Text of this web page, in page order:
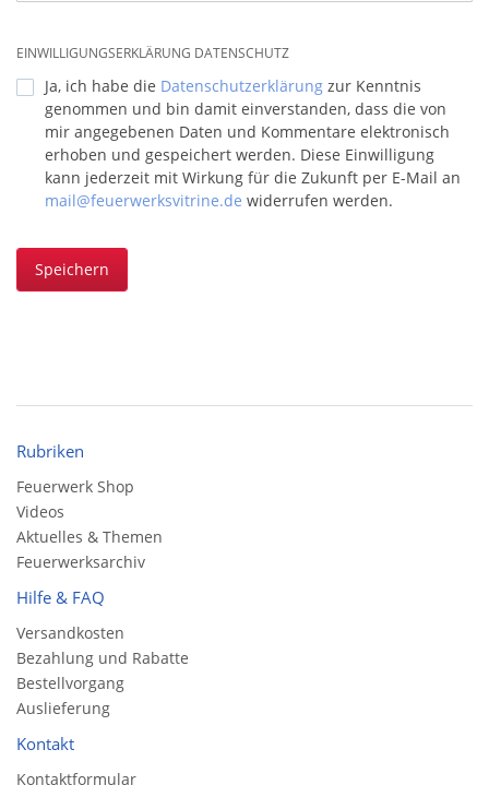
EINWILLIGUNGSERKLÄRUNG DATENSCHUTZ
Ja, ich habe die Datenschutzerklärung zur Kenntnis
genommen und bin damit einverstanden, dass die von
mir angegebenen Daten und Kommentare elektronisch
erhoben und gespeichert werden. Diese Einwilligung
kann jederzeit mit Wirkung für die Zukunft per E-Mail an
mail@feuerwerksvitrine.de widerrufen werden.
Speichern
Rubriken
Feuerwerk Shop
Videos
Aktuelles & Themen
Feuerwerksarchiv
Hilfe & FAQ
Versandkosten
Bezahlung und Rabatte
Bestellvorgang
Auslieferung
Kontakt
Kontaktformular